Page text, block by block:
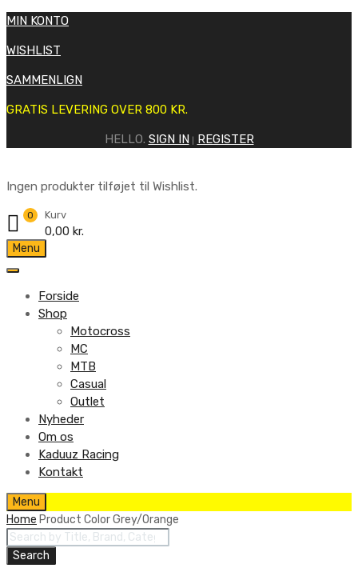
MIN KONTO
WISHLIST
SAMMENLIGN
GRATIS LEVERING OVER 800 KR.
HELLO. SIGN IN REGISTER
Ingen produkter tilføjet til Wishlist.
Kurv
0,00 kr.
0
Menu
Forside
Shop
Motocross
MC
MTB
Casual
Outlet
Nyheder
Om os
Kaduuz Racing
Kontakt
Skip
to
content
Menu
Home Product ColorGrey/Orange
Products
search
Search